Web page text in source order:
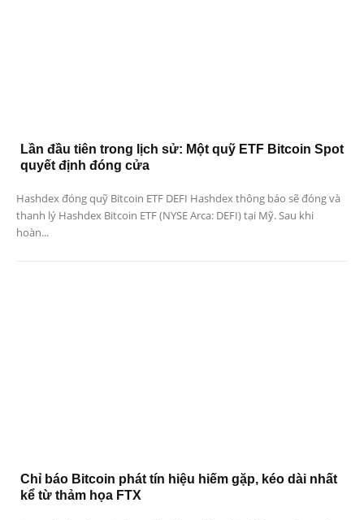
Lần đầu tiên trong lịch sử: Một quỹ ETF Bitcoin Spot
quyết định đóng cửa
Hashdex đóng quỹ Bitcoin ETF DEFI Hashdex thông báo sẽ đóng và
thanh lý Hashdex Bitcoin ETF (NYSE Arca: DEFI) tại Mỹ. Sau khi
hoàn...
Chỉ báo Bitcoin phát tín hiệu hiếm gặp, kéo dài nhất
kể từ thảm họa FTX